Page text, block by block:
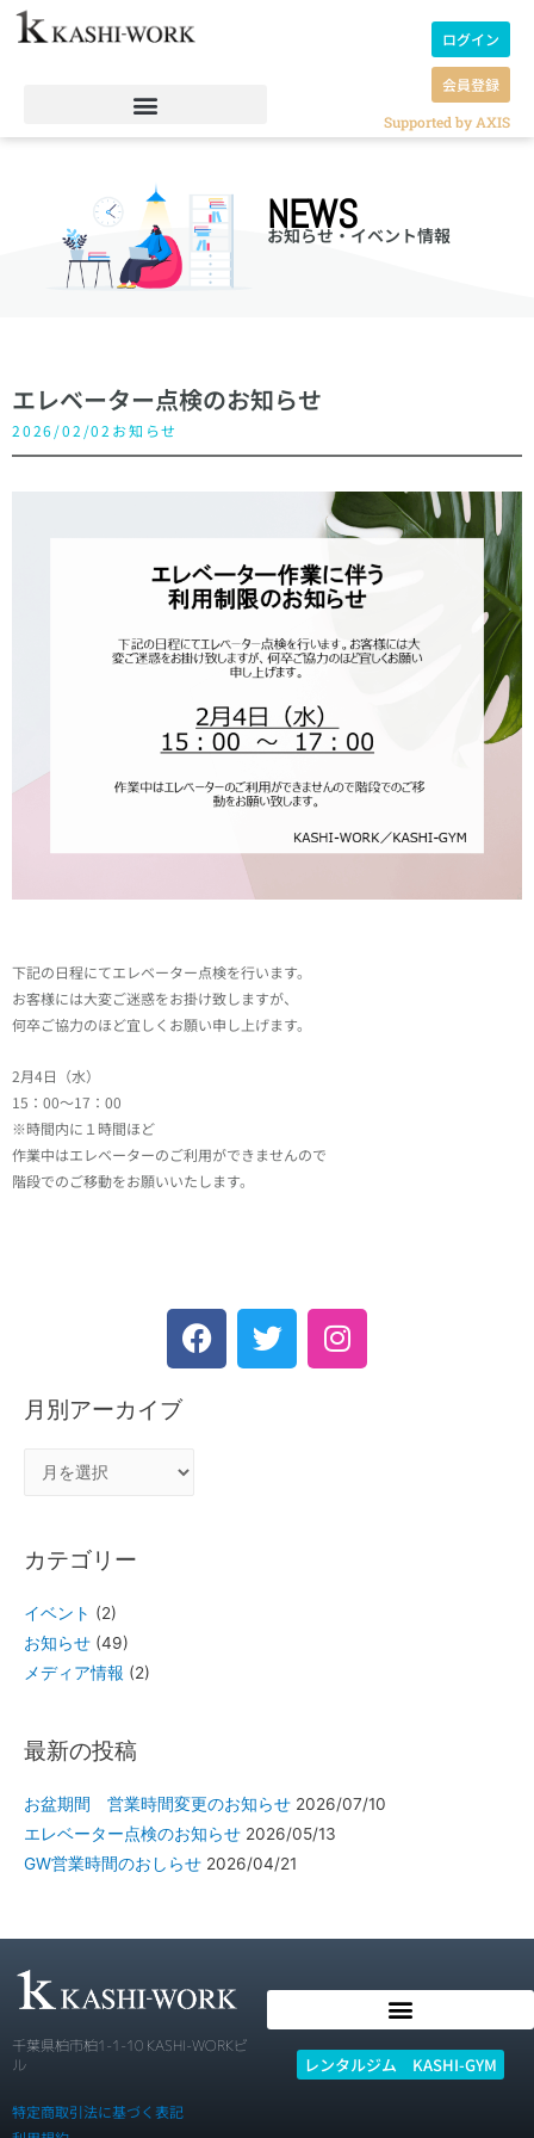
ログイン
会員登録
Supported by AXIS
NEWS
お知らせ・イベント情報
エレベーター点検のお知らせ
2026/02/02 お知らせ
下記の日程にてエレベーター点検を行います。
お客様には大変ご迷惑をお掛け致しますが、
何卒ご協力のほど宜しくお願い申し上げます。
2月4日（水）
15：00～17：00
※時間内に１時間ほど
作業中はエレベーターのご利用ができませんので
階段でのご移動をお願いいたします。
月別アーカイブ
カテゴリー
イベント (2)
お知らせ (49)
メディア情報 (2)
最新の投稿
お盆期間 営業時間変更のお知らせ 2026/07/10
エレベーター点検のお知らせ 2026/05/13
GW営業時間のおしらせ 2026/04/21
千葉県柏市柏1-1-10 KASHI-WORKビ
ル
特定商取引法に基づく表記
レンタルジム KASHI-GYM